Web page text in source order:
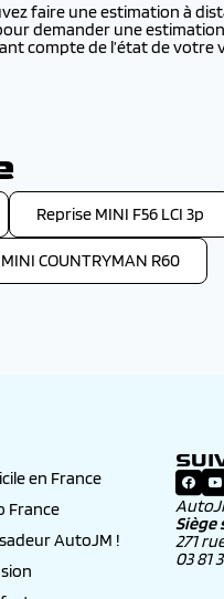
faire une estimation à
demander une
compte de l’état de
Reprise MINI F56 LCI 3p
COUNTRYMAN R60
en France
France
AutoJM !
Siège
271
03 81